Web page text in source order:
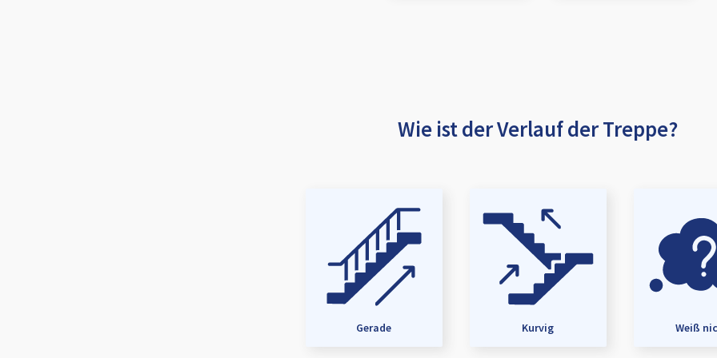
Wie ist der Verlauf der Treppe?
Gerade Kurvig Weiß